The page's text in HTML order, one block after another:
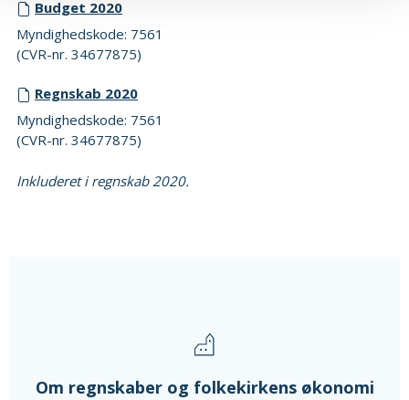
Budget 2020
Myndighedskode: 7561
(CVR-nr. 34677875)
Regnskab 2020
Myndighedskode: 7561
(CVR-nr. 34677875)
Inkluderet i regnskab 2020.
Om regnskaber og folkekirkens økonomi